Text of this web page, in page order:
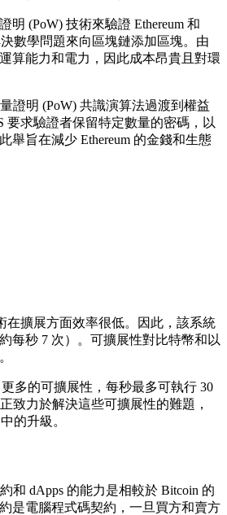
明 (PoW) 技術來驗證 Ethereum 和
數學問題來向區塊鏈添加區塊。由
算能力和電力，因此成本昂貴且對環
證明 (PoW) 共識演算法過渡到權益
要求驗證者保留特定數量的密碼，以
舉旨在減少 Ethereum 的金錢和生態
在擴展方面效率很低。因此，該系統
每秒 7 次）。可擴展性對比特幣和以
更多的可擴展性，每秒最多可執行 30
致力於解決這些可擴展性的難題，
的升級。
和 dApps 的能力是相較於 Bitcoin 的
是電腦程式碼契約，一旦買方和賣方